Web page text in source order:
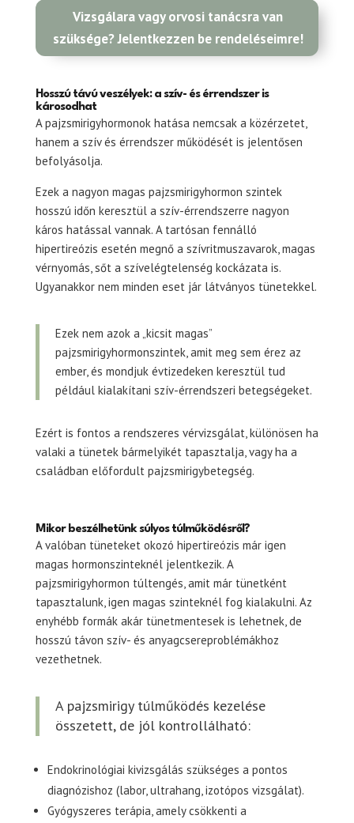
Vizsgálara vagy orvosi tanácsra van
szüksége? Jelentkezzen be rendeléseimre!
Hosszú távú veszélyek: a szív- és érrendszer is
károsodhat
A pajzsmirigyhormonok hatása nemcsak a közérzetet,
hanem a szív és érrendszer működését is jelentősen
befolyásolja.
Ezek a nagyon magas pajzsmirigyhormon szintek
hosszú időn keresztül a szív-érrendszerre nagyon
káros hatással vannak. A tartósan fennálló
hipertireózis esetén megnő a szívritmuszavarok, magas
vérnyomás, sőt a szívelégtelenség kockázata is.
Ugyanakkor nem minden eset jár látványos tünetekkel.
Ezek nem azok a „kicsit magas”
pajzsmirigyhormonszintek, amit meg sem érez az
ember, és mondjuk évtizedeken keresztül tud
például kialakítani szív-érrendszeri betegségeket.
Ezért is fontos a rendszeres vérvizsgálat, különösen ha
valaki a tünetek bármelyikét tapasztalja, vagy ha a
családban előfordult pajzsmirigybetegség.
Mikor beszélhetünk súlyos túlműködésről?
A valóban tüneteket okozó hipertireózis már igen
magas hormonszinteknél jelentkezik. A
pajzsmirigyhormon túltengés, amit már tünetként
tapasztalunk, igen magas szinteknél fog kialakulni. Az
enyhébb formák akár tünetmentesek is lehetnek, de
hosszú távon szív- és anyagcsereproblémákhoz
vezethetnek.
A pajzsmirigy túlműködés kezelése
összetett, de jól kontrollálható:
Endokrinológiai kivizsgálás szükséges a pontos
diagnózishoz (labor, ultrahang, izotópos vizsgálat).
Gyógyszeres terápia, amely csökkenti a